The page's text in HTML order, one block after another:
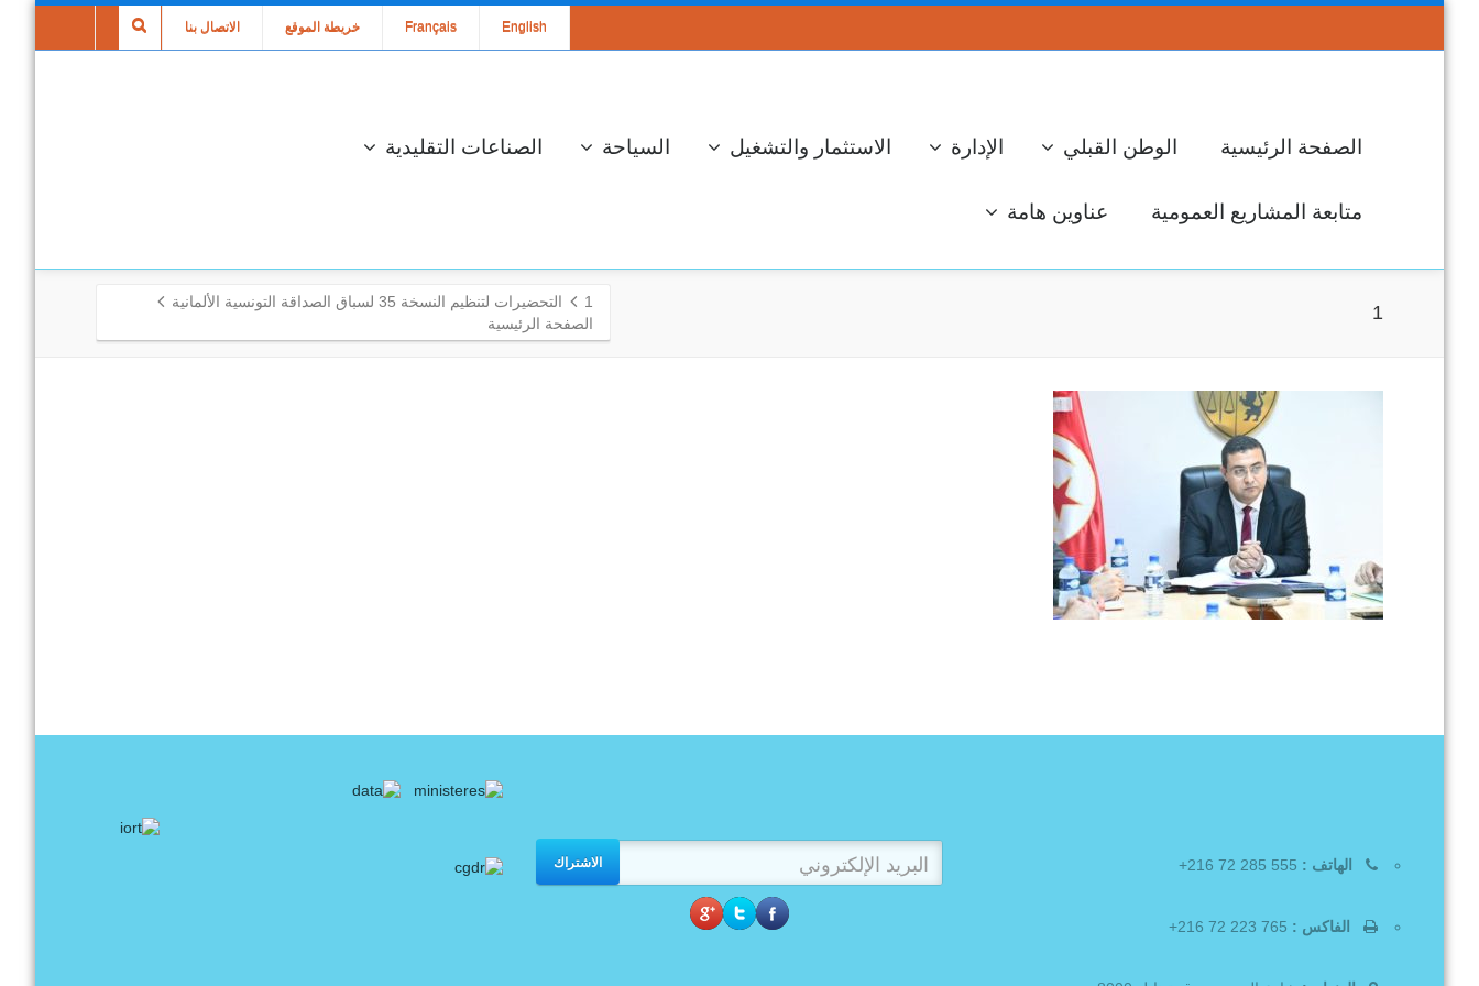
الاتصال بنا خريطة الموقع Français English
الصفحة الرئيسية الوطن القبلي الإدارة الاستثمار والتشغيل السياحة الصناعات التقليدية
متابعة المشاريع العمومية عناوين هامة
1
1
التحضيرات لتنظيم النسخة 35 لسباق الصداقة التونسية الألمانية
الصفحة الرئيسية
الاشتراك الهاتف :
الفاكس :